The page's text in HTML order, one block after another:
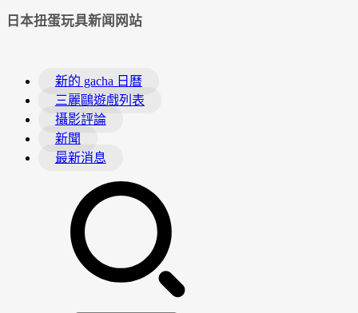
日本扭蛋玩具新闻网站
新的 gacha 日曆
三麗鷗遊戲列表
攝影評論
新聞
最新消息